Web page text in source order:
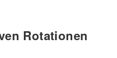
Rotationen